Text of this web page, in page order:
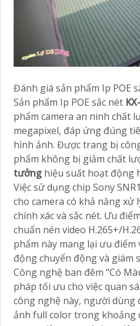
Đánh giá sản phẩm Ip POE
Sản phẩm Ip POE sắc nét
phẩm camera an ninh chất
megapixel, đáp ứng đúng
hình ảnh. Được trang bị
phẩm không bị giảm chất
tưởng hiệu suất hoạt động
Việc sử dụng chip Sony
cho camera có khả năng xử
chính xác và sắc nét. Ưu
chuẩn nén video H.265+/
phẩm này mang lại ưu
động chuyển động và giám
Công nghệ ban đêm "Có
pháp tối ưu cho việc quan
công nghệ này, người dùng
ảnh full color trong khoảng